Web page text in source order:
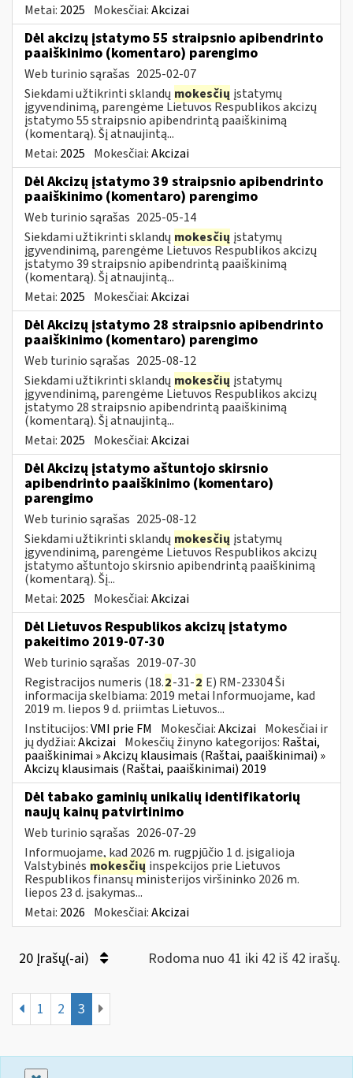
Metai: 2025 Mokesčiai:Akcizai
Dėl akcizų įstatymo 55 straipsnio apibendrinto
paaiškinimo (komentaro) parengimo
Web turinio sąrašas 2025-02-07
Siekdami užtikrinti sklandų mokesčių įstatymų
įgyvendinimą, parengėme Lietuvos Respublikos akcizų
įstatymo 55 straipsnio apibendrintą paaiškinimą
(komentarą). Šį atnaujintą...
Metai: 2025 Mokesčiai:Akcizai
Dėl Akcizų įstatymo 39 straipsnio apibendrinto
paaiškinimo (komentaro) parengimo
Web turinio sąrašas 2025-05-14
Siekdami užtikrinti sklandų mokesčių įstatymų
įgyvendinimą, parengėme Lietuvos Respublikos akcizų
įstatymo 39 straipsnio apibendrintą paaiškinimą
(komentarą). Šį atnaujintą...
Metai: 2025 Mokesčiai:Akcizai
Dėl Akcizų įstatymo 28 straipsnio apibendrinto
paaiškinimo (komentaro) parengimo
Web turinio sąrašas 2025-08-12
Siekdami užtikrinti sklandų mokesčių įstatymų
įgyvendinimą, parengėme Lietuvos Respublikos akcizų
įstatymo 28 straipsnio apibendrintą paaiškinimą
(komentarą). Šį atnaujintą...
Metai: 2025 Mokesčiai:Akcizai
Dėl Akcizų įstatymo aštuntojo skirsnio
apibendrinto paaiškinimo (komentaro)
parengimo
Web turinio sąrašas 2025-08-12
Siekdami užtikrinti sklandų mokesčių įstatymų
įgyvendinimą, parengėme Lietuvos Respublikos akcizų
įstatymo aštuntojo skirsnio apibendrintą paaiškinimą
(komentarą). Šį...
Metai: 2025 Mokesčiai:Akcizai
Dėl Lietuvos Respublikos akcizų įstatymo
pakeitimo 2019-07-30
Web turinio sąrašas 2019-07-30
Registracijos numeris (18.2-31-2 E) RM-23304 Ši
informacija skelbiama: 2019 metai Informuojame, kad
2019 m. liepos 9 d. priimtas Lietuvos...
Institucijos:VMI prie FM Mokesčiai:Akcizai Mokesčiai ir
jų dydžiai:Akcizai Mokesčių žinyno kategorijos: Raštai,
paaiškinimai » Akcizų klausimais (Raštai, paaiškinimai) »
Akcizų klausimais (Raštai, paaiškinimai) 2019
Dėl tabako gaminių unikalių identifikatorių
naujų kainų patvirtinimo
Web turinio sąrašas 2026-07-29
Informuojame, kad 2026 m. rugpjūčio 1 d. įsigalioja
Valstybinės mokesčių inspekcijos prie Lietuvos
Respublikos finansų ministerijos viršininko 2026 m.
liepos 23 d. įsakymas...
Metai: 2026 Mokesčiai:Akcizai
20 Įrašų(-ai) Rodoma nuo 41 iki 42 iš 42 irašų.
1 2 3